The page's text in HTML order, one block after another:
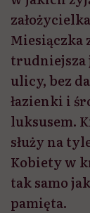
Miesiączka
trudniejsza
ulicy, bez
łazienki i
luksusem.
służy na
Kobiety w
tak samo
pamięta.